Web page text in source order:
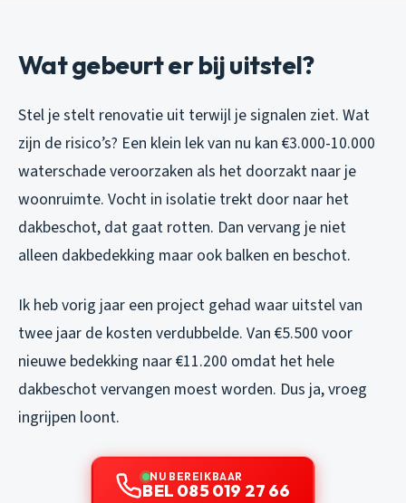
Wat gebeurt er bij uitstel?
Stel je stelt renovatie uit terwijl je signalen ziet. Wat
zijn de risico’s? Een klein lek van nu kan €3.000-10.000
waterschade veroorzaken als het doorzakt naar je
woonruimte. Vocht in isolatie trekt door naar het
dakbeschot, dat gaat rotten. Dan vervang je niet
alleen dakbedekking maar ook balken en beschot.
Ik heb vorig jaar een project gehad waar uitstel van
twee jaar de kosten verdubbelde. Van €5.500 voor
nieuwe bedekking naar €11.200 omdat het hele
dakbeschot vervangen moest worden. Dus ja, vroeg
ingrijpen loont.
NU BEREIKBAAR
BEL 085 019 27 66